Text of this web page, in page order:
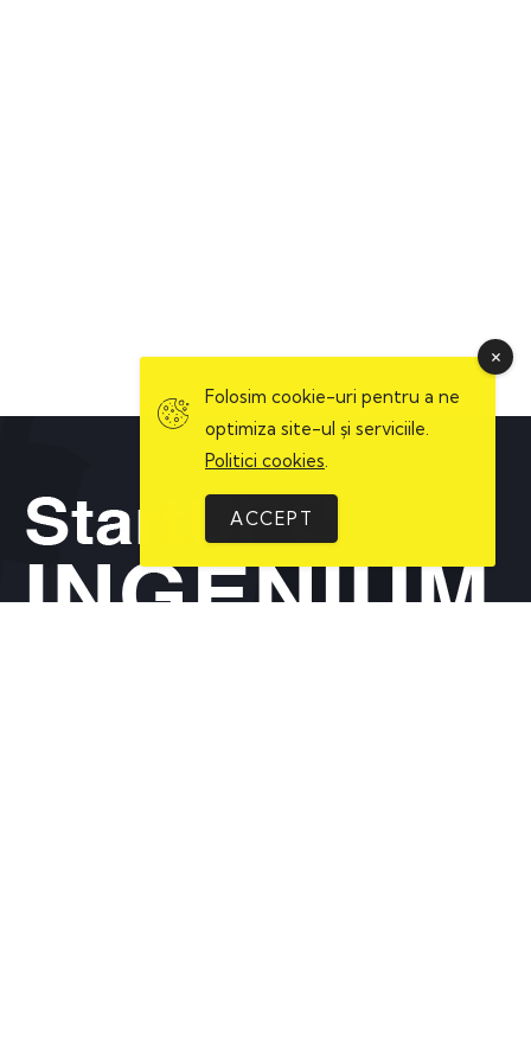
Folosim cookie-uri pentru a ne
optimiza site-ul și serviciile.
Politici cookies.
ACCEPT